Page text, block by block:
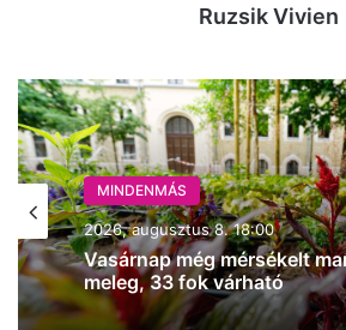
Ruzsik Vivien
MINDENMÁS
2026, augusztus 8. 18:00
MINDENMÁS
2026, augusztus 8. 15:03
Ég az erdő aljnövényzete
(frissítve!)